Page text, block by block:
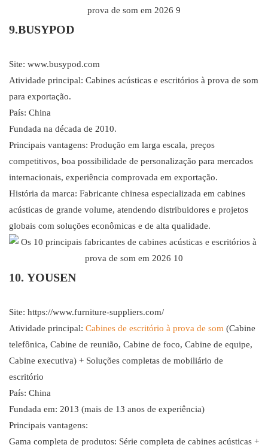
9.BUSYPOD
Site: www.busypod.com
Atividade principal: Cabines acústicas e escritórios à prova de som
para exportação.
País: China
Fundada na década de 2010.
Principais vantagens: Produção em larga escala, preços
competitivos, boa possibilidade de personalização para mercados
internacionais, experiência comprovada em exportação.
História da marca: Fabricante chinesa especializada em cabines
acústicas de grande volume, atendendo distribuidores e projetos
globais com soluções econômicas e de alta qualidade.
10. YOUSEN
Site: https://www.furniture-suppliers.com/
Atividade principal: Cabines de escritório à prova de som (Cabine
telefônica, Cabine de reunião, Cabine de foco, Cabine de equipe,
Cabine executiva) + Soluções completas de mobiliário de
escritório
País: China
Fundada em: 2013 (mais de 13 anos de experiência)
Principais vantagens:
Gama completa de produtos: Série completa de cabines acústicas +